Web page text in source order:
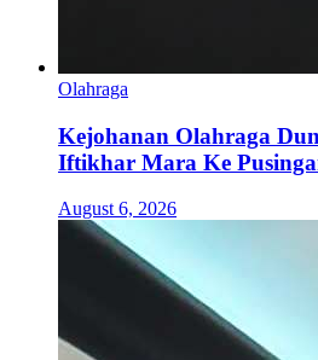
Olahraga
Kejohanan Olahraga
Iftikhar Mara Ke
August 6, 2026